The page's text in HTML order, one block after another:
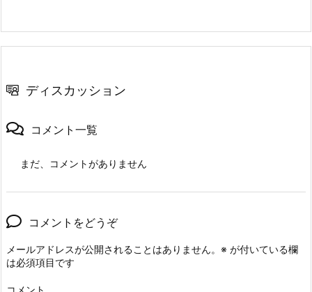
ディスカッション
コメント一覧
まだ、コメントがありません
コメントをどうぞ
メールアドレスが公開されることはありません。 ※ が付いている欄
は必須項目です